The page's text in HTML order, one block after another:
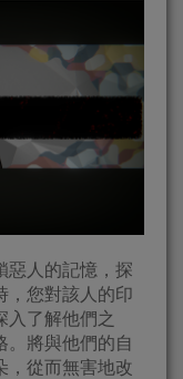
惡人的記憶，探
，您對該人的印
入了解他們之
。將與他們的自
，從而無害地改